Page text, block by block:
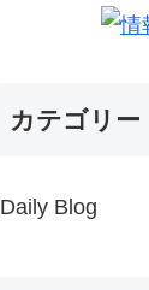
カテゴリー
Daily Blog